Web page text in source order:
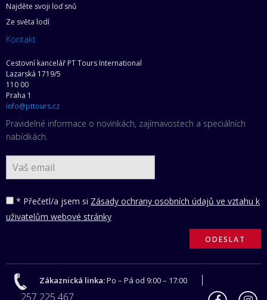
Najděte svoji loď snů
Ze světa lodí
Kontakt
Cestovní kancelář PT Tours International
Lazarská 1719/5
110 00
Praha 1
info@pttours.cz
Pravidelné informace o novinkách, zajímavostech a speciálních
nabídkách.
* Přečetl/a jsem si Zásady ochrany osobních údajů ve vztahu k
uživatelům webové stránky
Zákaznická linka:Po – Pá od 9:00 – 17:00
257 225 467